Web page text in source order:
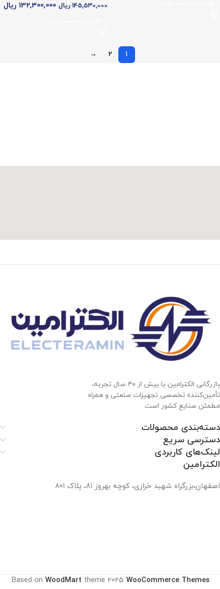
145,530,000 ریال 132,300,000 ریال
1
2
→
بازرگانی الکترامین با بیش از ۴۰ سال تجربه،
تأمین‌کننده تخصصی تجهیزات صنعتی و همراه
مطمئن صنایع کشور است.
دسته‌بندی محصولات
دسترسی سریع
لینک‌های کاربردی
الکترامین
اصفهان،بزرگراه شهید خرازی، کوچه بهروز ۸۱، پلاک ۸۰۱
Based on WoodMart theme 2025 WooCommerce Themes
.